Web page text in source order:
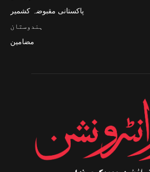
پاکستانی مقبوضہ کشمیر
ہندوستان
مضامین